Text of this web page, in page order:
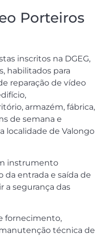
Porteiros
inscritos na DGEG,
habilitados para
reparação de vídeo
armazém, fábrica,
de semana e
localidade de Valongo
instrumento
da entrada e saída de
a segurança das
fornecimento,
técnica de